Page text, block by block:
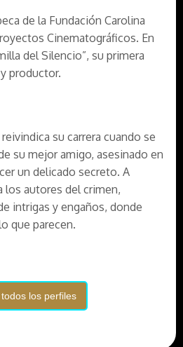
de la Fundación Carolina
Cinematográficos. En
del Silencio”, su primera
productor.
su carrera cuando se
su mejor amigo, asesinado en
un delicado secreto. A
los autores del crimen,
intrigas y engaños, donde
que parecen.